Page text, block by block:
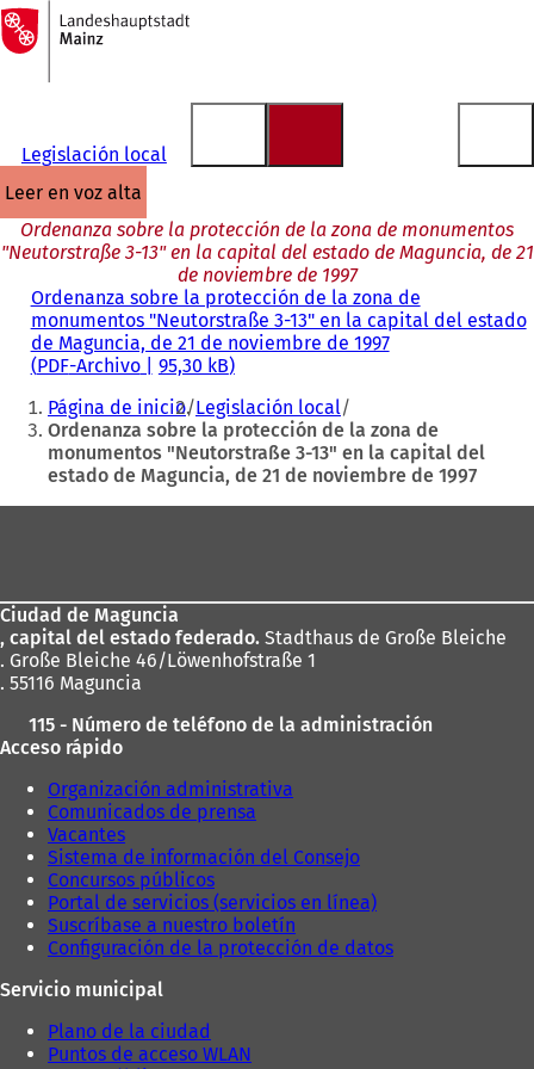
Saltar al contenido
A
la
página
Legislación local
leer en voz alta
Ordenanza sobre la protección de la zona de monumentos
"Neutorstraße 3-13" en la capital del estado de Maguncia, de 21
de noviembre de 1997
Ordenanza sobre la protección de la zona de
monumentos "Neutorstraße 3-13" en la capital del estado
de Maguncia, de 21 de noviembre de 1997
PDF-Archivo 95,30 kB
Estás
aquí:
Página de inicio Legislación local
Ordenanza sobre la protección de la zona de
monumentos "Neutorstraße 3-13" en la capital del
estado de Maguncia, de 21 de noviembre de 1997
pies
Ciudad de Maguncia
, capital del estado federado. Stadthaus de Große Bleiche
. Große Bleiche 46/Löwenhofstraße 1
. 55116 Maguncia
115 - Número de teléfono de la administración
Acceso rápido
Organización administrativa
Comunicados de prensa
Vacantes
Sistema de información del Consejo
Concursos públicos
Portal de servicios (servicios en línea)
Suscríbase a nuestro boletín
Configuración de la protección de datos
Servicio municipal
Plano de la ciudad
Puntos de acceso WLAN